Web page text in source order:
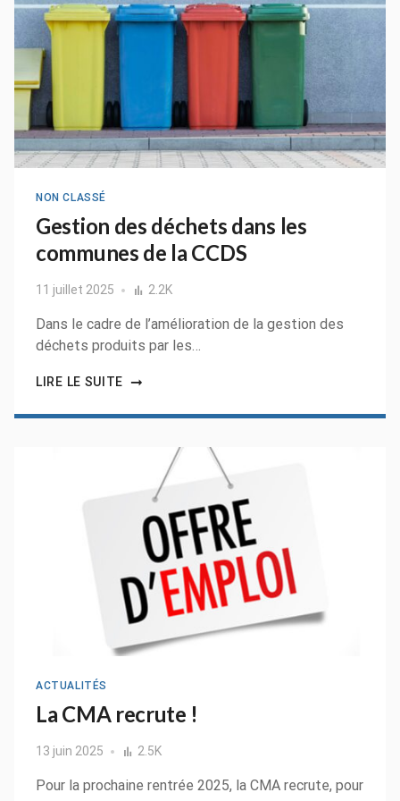
NON CLASSÉ
Gestion des déchets dans les
communes de la CCDS
11 juillet 2025 2.2K
Dans le cadre de l’amélioration de la gestion des
déchets produits par les…
LIRE LE SUITE
ACTUALITÉS
La CMA recrute !
13 juin 2025 2.5K
Pour la prochaine rentrée 2025, la CMA recrute, pour